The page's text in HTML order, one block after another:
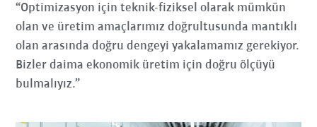
“Optimizasyon için teknik-fiziksel olarak mümkün
olan ve üretim amaçlarımız doğrultusunda mantıklı
olan arasında doğru dengeyi yakalamamız gerekiyor.
Bizler daima ekonomik üretim için doğru ölçüyü
bulmalıyız.”